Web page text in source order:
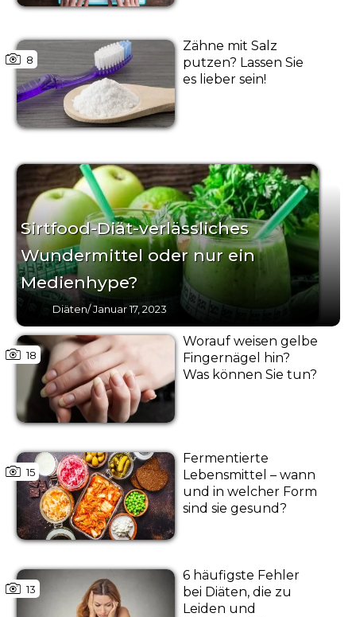
8
Zähne mit Salz
putzen? Lassen Sie
es lieber sein!
Sirtfood-Diät-verlässliches
Wundermittel oder nur ein
Medienhype?
Diäten/Januar 17, 2023
18
Worauf weisen gelbe
Fingernägel hin?
Was können Sie tun?
15
Fermentierte
Lebensmittel – wann
und in welcher Form
sind sie gesund?
13
6 häufigste Fehler
bei Diäten, die zu
Leiden und